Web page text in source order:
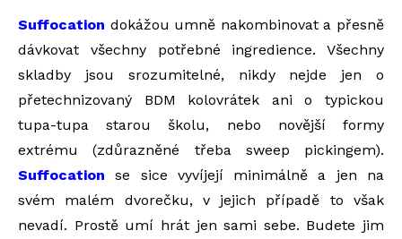
Suffocation dokážou umně nakombinovat a přesně
dávkovat všechny potřebné ingredience. Všechny
skladby jsou srozumitelné, nikdy nejde jen o
přetechnizovaný BDM kolovrátek ani o typickou
tupa-tupa starou školu, nebo novější formy
extrému (zdůrazněné třeba sweep pickingem).
Suffocation se sice vyvíjejí minimálně a jen na
svém malém dvorečku, v jejich případě to však
nevadí. Prostě umí hrát jen sami sebe. Budete jim